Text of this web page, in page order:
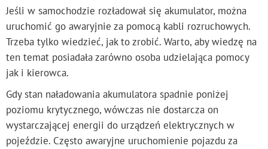
Jeśli w samochodzie rozładował się akumulator, można
uruchomić go awaryjnie za pomocą kabli rozruchowych.
Trzeba tylko wiedzieć, jak to zrobić. Warto, aby wiedzę na
ten temat posiadała zarówno osoba udzielająca pomocy
jak i kierowca.
Gdy stan naładowania akumulatora spadnie poniżej
poziomu krytycznego, wówczas nie dostarcza on
wystarczającej energii do urządzeń elektrycznych w
pojeździe. Często awaryjne uruchomienie pojazdu za